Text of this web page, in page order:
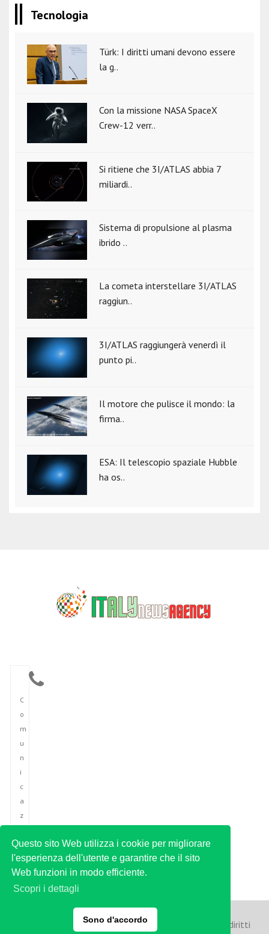
Questo sito Web utilizza i cookie per migliorare
l'esperienza dell'utente e garantire che il sito
Web funzioni in modo efficiente.
Scopri i dettagli
Sono d'accordo
Tecnologia
Türk: I diritti umani devono essere
la g..
Con la missione NASA SpaceX
Crew-12 verr..
Si ritiene che 3I/ATLAS abbia 7
miliardi..
Sistema di propulsione al plasma
ibrido ..
La cometa interstellare 3I/ATLAS
raggiun..
3I/ATLAS raggiungerà venerdì il
punto pi..
Il motore che pulisce il mondo: la
firma..
ESA: Il telescopio spaziale Hubble
ha os..
C
o
m
u
n
i
c
a
z
o
n
e
Copyright © 2023 Agenzia di stampa italiana. Tutti i diritti